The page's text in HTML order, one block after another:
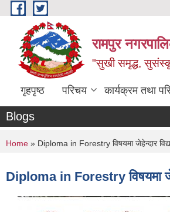
Skip to main content
रामपुर
"सुखी समृद्ध,
गृहपृष्ठ परिचय कार्यक्रम तथा
Blogs
You are here
Home » Diploma in Forestry विषयमा जेहेन्दार
Diploma in Forestry विषयमा